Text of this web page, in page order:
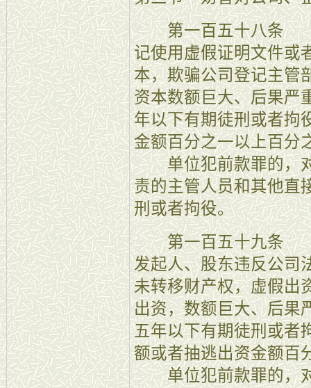
第一百五十八条 【
记使用虚假证明文件或
本，欺骗公司登记主管
资本数额巨大、后果严
年以下有期徒刑或者拘
金额百分之一以上百分
单位犯前款罪的，对
责的主管人员和其他直
刑或者拘役。
第一百五十九条 【
发起人、股东违反公司
未转移财产权，虚假出
出资，数额巨大、后果
五年以下有期徒刑或者
额或者抽逃出资金额百
单位犯前款罪的，对